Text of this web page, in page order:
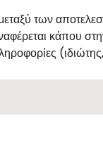
των
κάπου